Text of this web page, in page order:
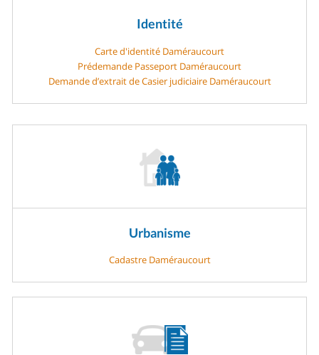
Identité
Carte d'identité Daméraucourt
Prédemande Passeport Daméraucourt
Demande d’extrait de Casier judiciaire Daméraucourt
Urbanisme
Cadastre Daméraucourt